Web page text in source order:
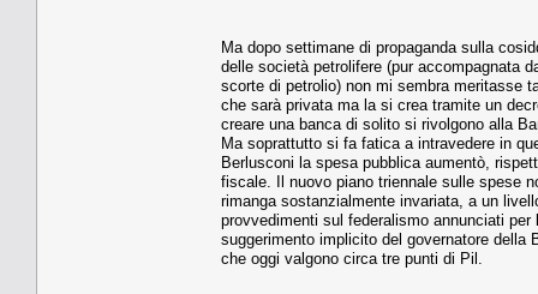
Ma dopo settimane di propaganda sulla
delle società petrolifere (pur accompagnata
scorte di petrolio) non mi sembra meritasse
che sarà privata ma la si crea tramite un
creare una banca di solito si rivolgono alla
Ma soprattutto si fa fatica a intravedere in
Berlusconi la spesa pubblica aumentò,
fiscale. Il nuovo piano triennale sulle spese
rimanga sostanzialmente invariata, a un
provvedimenti sul federalismo annunciati
suggerimento implicito del governatore della
che oggi valgono circa tre punti di Pil.